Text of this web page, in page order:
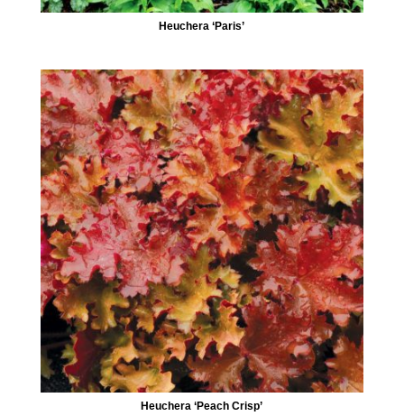
Heuchera ‘Paris’
Heuchera ‘Peach Crisp’